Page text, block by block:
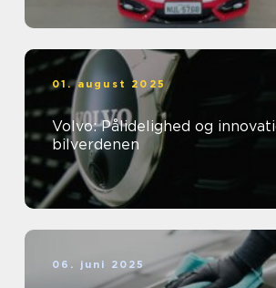
01. august 2025
Volvo: Pålidelighed og
bilverdenen
06. juni 2025